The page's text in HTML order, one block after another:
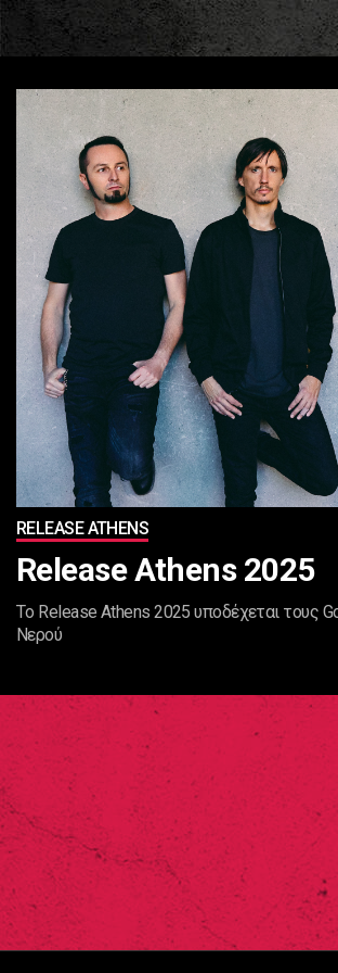
RELEASE ATHENS
Release Athens 2025
Tο Release Athens 2025 υποδέχεται τους
Νερού